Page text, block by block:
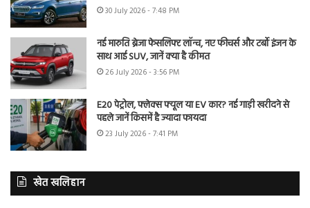
30 July 2026 - 7:48 PM
नई मारुति ब्रेजा फेसलिफ्ट लॉन्च, नए फीचर्स और टर्बो इंजन के
साथ आई SUV, जानें क्या है कीमत
26 July 2026 - 3:56 PM
E20 पेट्रोल, फ्लेक्स फ्यूल या EV कार? नई गाड़ी खरीदने से
पहले जानें किसमें है ज्यादा फायदा
23 July 2026 - 7:41 PM
खेत खलिहान